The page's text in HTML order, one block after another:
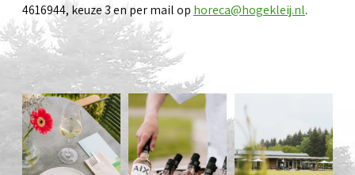
4616944, keuze 3 en per mail op horeca@hogekleij.nl.